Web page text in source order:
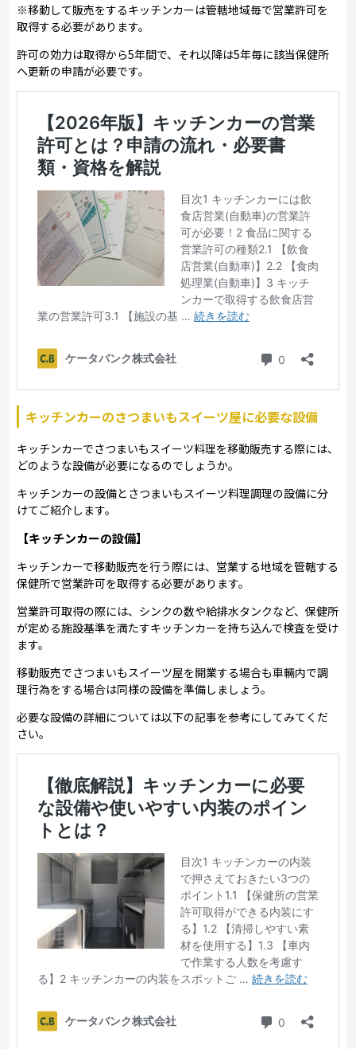
※移動して販売をするキッチンカーは管轄地域毎で営業許可を
取得する必要があります。
許可の効力は取得から5年間で、それ以降は5年毎に該当保健所
へ更新の申請が必要です。
キッチンカーのさつまいもスイーツ屋に必要な設備
キッチンカーでさつまいもスイーツ料理を移動販売する際には、
どのような設備が必要になるのでしょうか。
キッチンカーの設備とさつまいもスイーツ料理調理の設備に分
けてご紹介します。
【キッチンカーの設備】
キッチンカーで移動販売を行う際には、営業する地域を管轄する
保健所で営業許可を取得する必要があります。
営業許可取得の際には、シンクの数や給排水タンクなど、保健所
が定める施設基準を満たすキッチンカーを持ち込んで検査を受け
ます。
移動販売でさつまいもスイーツ屋を開業する場合も車輛内で調
理行為をする場合は同様の設備を準備しましょう。
必要な設備の詳細については以下の記事を参考にしてみてくだ
さい。